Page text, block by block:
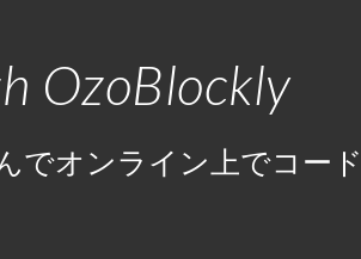
OzoBlockly
でオンライン上でコー